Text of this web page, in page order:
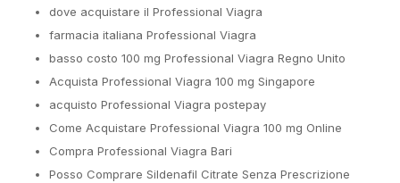
dove acquistare il Professional Viagra
farmacia italiana Professional Viagra
basso costo 100 mg Professional Viagra Regno Unito
Acquista Professional Viagra 100 mg Singapore
acquisto Professional Viagra postepay
Come Acquistare Professional Viagra 100 mg Online
Compra Professional Viagra Bari
Posso Comprare Sildenafil Citrate Senza Prescrizione